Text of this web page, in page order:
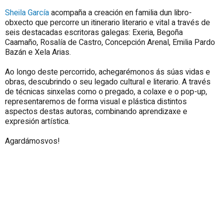
Sheila Garcíaacompaña a creación en familia dun libro-
obxecto que percorre un itinerario literario e vital a través de
seis destacadas escritoras galegas: Exeria, Begoña
Caamaño, Rosalía de Castro, Concepción Arenal, Emilia Pardo
Bazán e Xela Arias.
Ao longo deste percorrido, achegarémonos ás súas vidas e
obras, descubrindo o seu legado cultural e literario. A través
de técnicas sinxelas como o pregado, a colaxe e o pop-up,
representaremos de forma visual e plástica distintos
aspectos destas autoras, combinando aprendizaxe e
expresión artística.
Agardámosvos!